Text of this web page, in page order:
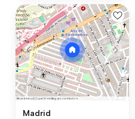
Madrid